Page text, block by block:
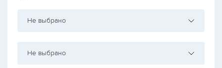
Не выбрано
Не выбрано